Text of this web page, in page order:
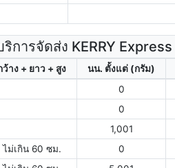
การจัดส่ง KERRY Express
ว้าง + ยาว + สูง นน. ตั้งแต่ (กรัม)
0
0
1,001
ไม่เกิน 60 ซม. 0